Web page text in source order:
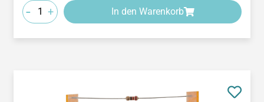
- + In den Warenkorb